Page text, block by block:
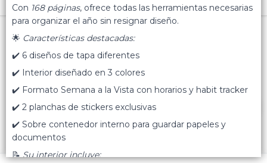
Con 168 páginas, ofrece todas las herramientas necesarias
para organizar el año sin resignar diseño.
🌟 Características destacadas:
✔️ 6 diseños de tapa diferentes
✔️ Interior diseñado en 3 colores
✔️ Formato Semana a la Vista con horarios y habit tracker
✔️ 2 planchas de stickers exclusivas
✔️ Sobre contenedor interno para guardar papeles y
documentos
📝Su interior incluye:
Agenda 2027 Cuadrada Semanal
Lista vacía